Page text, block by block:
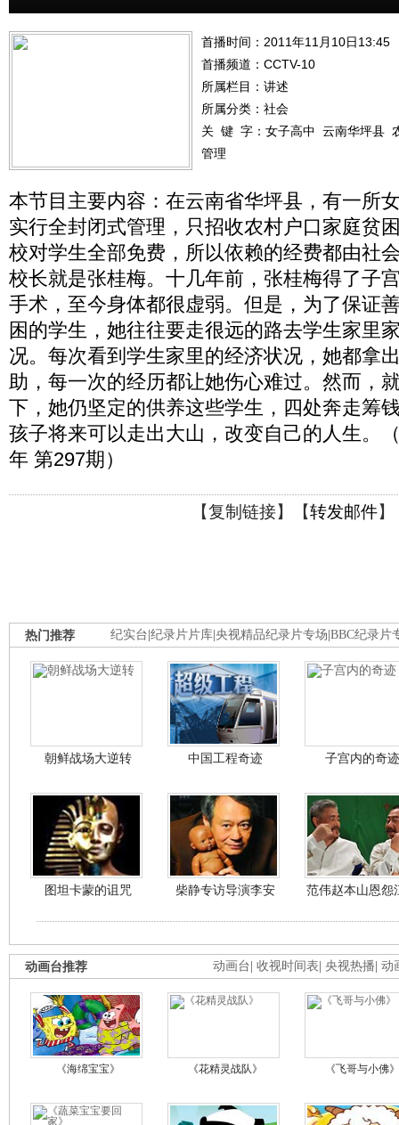
首播时间：2011年11月10日13:45
首播频道： CCTV-10
所属栏目： 讲述
所属分类：社会
关 键 字： 女子高中 云南华坪县
管理
本节目主要内容：在云南省华坪县，有一所
实行全封闭式管理，只招收农村户口家庭贫
校对学生全部免费，所以依赖的经费都由社
校长就是张桂梅。十几年前，张桂梅得了子
手术，至今身体都很虚弱。但是，为了保证
困的学生，她往往要走很远的路去学生家里
况。每次看到学生家里的经济状况，她都拿
助，每一次的经历都让她伤心难过。然而，
下，她仍坚定的供养这些学生，四处奔走筹
孩子将来可以走出大山，改变自己的人生。
年 第297期）
【复制链接】【转发邮件】
纪实台 纪录片片库 央视精品纪录片专场 BBC纪录片
热门推荐
朝鲜战场大逆转 中国工程奇迹 子宫内的奇迹
图坦卡蒙的诅咒 柴静专访导演李安 范伟赵本山恩怨
动画台 收视时间表 央视热播 动
动画台推荐
《海绵宝宝》 《花精灵战队》 《飞哥与小佛》